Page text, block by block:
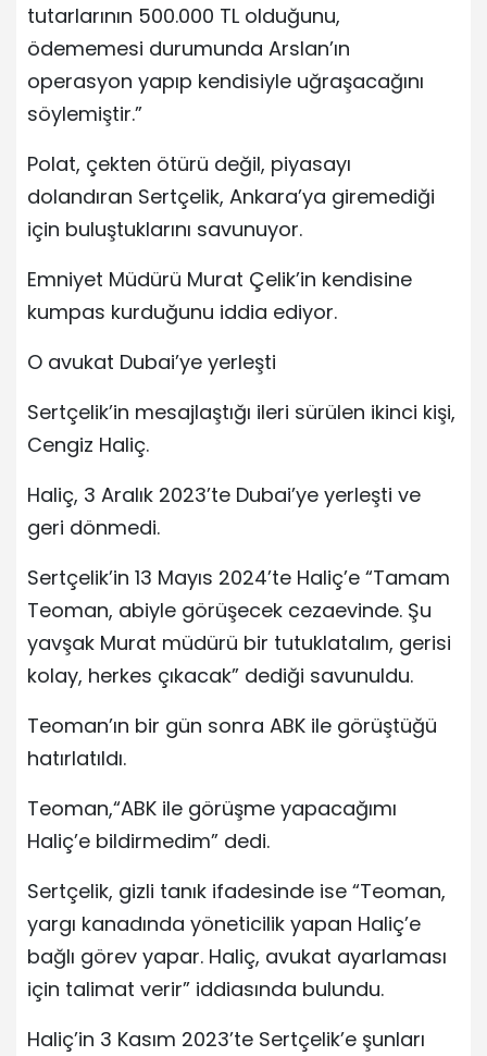
tutarlarının 500.000 TL olduğunu,
ödememesi durumunda Arslan’ın
operasyon yapıp kendisiyle uğraşacağını
söylemiştir.”
Polat, çekten ötürü değil, piyasayı
dolandıran Sertçelik, Ankara’ya giremediği
için buluştuklarını savunuyor.
Emniyet Müdürü Murat Çelik’in kendisine
kumpas kurduğunu iddia ediyor.
O avukat Dubai’ye yerleşti
Sertçelik’in mesajlaştığı ileri sürülen ikinci kişi,
Cengiz Haliç.
Haliç, 3 Aralık 2023’te Dubai’ye yerleşti ve
geri dönmedi.
Sertçelik’in 13 Mayıs 2024’te Haliç’e “Tamam
Teoman, abiyle görüşecek cezaevinde. Şu
yavşak Murat müdürü bir tutuklatalım, gerisi
kolay, herkes çıkacak” dediği savunuldu.
Teoman’ın bir gün sonra ABK ile görüştüğü
hatırlatıldı.
Teoman,“ABK ile görüşme yapacağımı
Haliç’e bildirmedim” dedi.
Sertçelik, gizli tanık ifadesinde ise “Teoman,
yargı kanadında yöneticilik yapan Haliç’e
bağlı görev yapar. Haliç, avukat ayarlaması
için talimat verir” iddiasında bulundu.
Haliç’in 3 Kasım 2023’te Sertçelik’e şunları